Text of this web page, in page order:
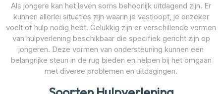
Als jongere kan het leven soms behoorlijk uitdagend zijn. Er
kunnen allerlei situaties zijn waarin je vastloopt, je onzeker
voelt of hulp nodig hebt. Gelukkig zijn er verschillende vormen
van hulpverlening beschikbaar die specifiek gericht zijn op
jongeren. Deze vormen van ondersteuning kunnen een
belangrijke steun in de rug bieden en helpen bij het omgaan
met diverse problemen en uitdagingen.